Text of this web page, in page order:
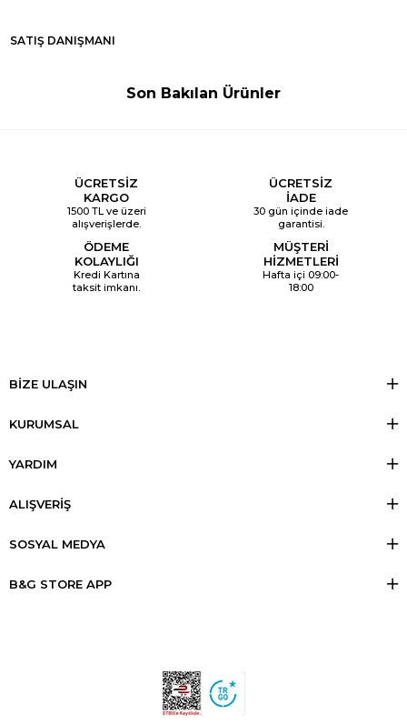
SATIŞ DANIŞMANI
Son Bakılan Ürünler
ÜCRETSİZ
KARGO
1500 TL ve üzeri
alışverişlerde.
ÜCRETSİZ
İADE
30 gün içinde iade
garantisi.
ÖDEME
KOLAYLIĞI
Kredi Kartına
taksit imkanı.
MÜŞTERİ
HİZMETLERİ
Hafta içi 09:00-
18:00
BİZE ULAŞIN
KURUMSAL
YARDIM
ALIŞVERİŞ
SOSYAL MEDYA
B&G STORE APP